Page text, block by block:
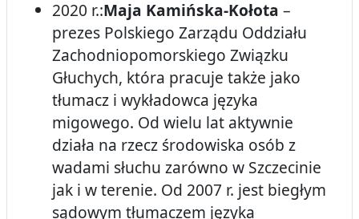
2020 r.:Maja Kamińska-Kołota –
prezes Polskiego Zarządu Oddziału
Zachodniopomorskiego Związku
Głuchych, która pracuje także jako
tłumacz i wykładowca języka
migowego. Od wielu lat aktywnie
działa na rzecz środowiska osób z
wadami słuchu zarówno w Szczecinie
jak i w terenie. Od 2007 r. jest biegłym
sądowym tłumaczem języka